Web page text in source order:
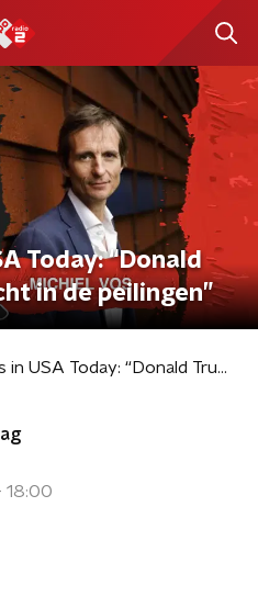
Today: “Donald
in de peilingen”
Michiel Vos in USA Today: “Donald Trump staat slecht in de peilingen”
18:00